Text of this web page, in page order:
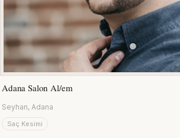
Adana Salon Al/em
Seyhan, Adana
Saç Kesimi